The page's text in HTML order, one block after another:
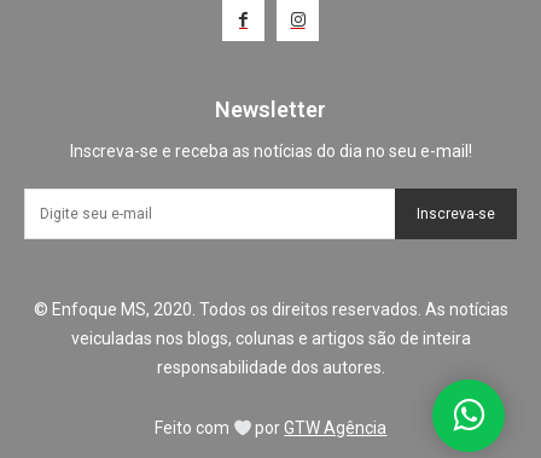
Newsletter
Inscreva-se e receba as notícias do dia no seu e-mail!
Inscreva-se
© Enfoque MS, 2020. Todos os direitos reservados. As notícias
veiculadas nos blogs, colunas e artigos são de inteira
responsabilidade dos autores.
Feito com porGTW Agência